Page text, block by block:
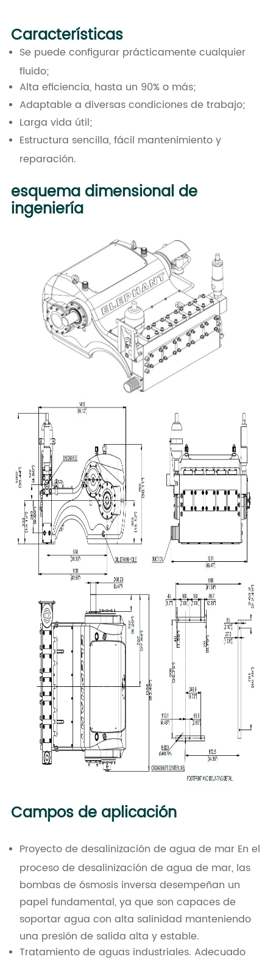
Características
Se puede configurar prácticamente cualquier
fluido;
Alta eficiencia, hasta un 90% o más;
Adaptable a diversas condiciones de trabajo;
Larga vida útil;
Estructura sencilla, fácil mantenimiento y
reparación.
esquema dimensional de
ingeniería
Campos de aplicación
Proyecto de desalinización de agua de mar En el
proceso de desalinización de agua de mar, las
bombas de ósmosis inversa desempeñan un
papel fundamental, ya que son capaces de
soportar agua con alta salinidad manteniendo
una presión de salida alta y estable.
Tratamiento de aguas industriales. Adecuado